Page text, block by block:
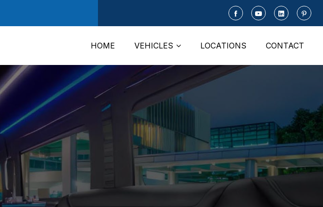
HOME VEHICLES LOCATIONS CONTACT